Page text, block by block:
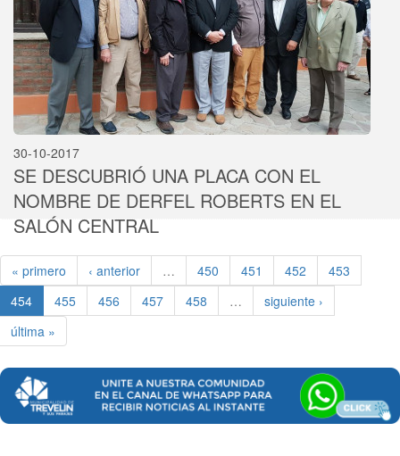
30-10-2017
SE DESCUBRIÓ UNA PLACA CON EL
NOMBRE DE DERFEL ROBERTS EN EL
SALÓN CENTRAL
« primero ‹ anterior … 450 451 452
453
454
455 456 457 458 …
siguiente ›
última »